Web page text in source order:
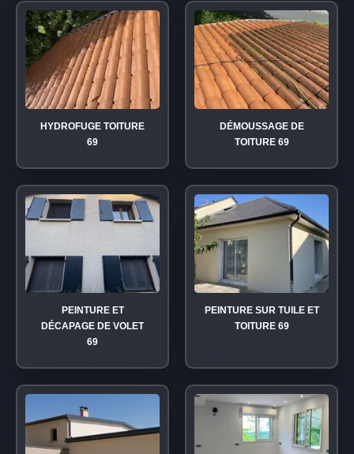
HYDROFUGE TOITURE
69
DÉMOUSSAGE DE
TOITURE 69
PEINTURE ET
DÉCAPAGE DE VOLET
69
PEINTURE SUR TUILE ET
TOITURE 69